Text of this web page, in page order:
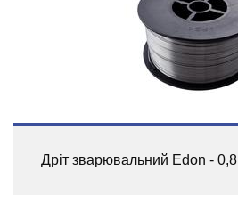
Дріт зварювальний Edon -